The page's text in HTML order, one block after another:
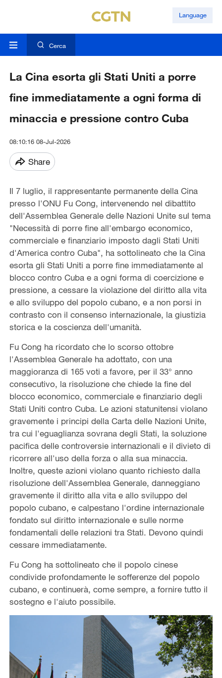
Language
Cerca
La Cina esorta gli Stati Uniti a porre
fine immediatamente a ogni forma di
minaccia e pressione contro Cuba
08:10:16 08-Jul-2026
Share
Il 7 luglio, il rappresentante permanente della Cina
presso l'ONU Fu Cong, intervenendo nel dibattito
dell'Assemblea Generale delle Nazioni Unite sul tema
"Necessità di porre fine all'embargo economico,
commerciale e finanziario imposto dagli Stati Uniti
d'America contro Cuba", ha sottolineato che la Cina
esorta gli Stati Uniti a porre fine immediatamente al
blocco contro Cuba e a ogni forma di coercizione e
pressione, a cessare la violazione del diritto alla vita
e allo sviluppo del popolo cubano, e a non porsi in
contrasto con il consenso internazionale, la giustizia
storica e la coscienza dell'umanità.
Fu Cong ha ricordato che lo scorso ottobre
l'Assemblea Generale ha adottato, con una
maggioranza di 165 voti a favore, per il 33° anno
consecutivo, la risoluzione che chiede la fine del
blocco economico, commerciale e finanziario degli
Stati Uniti contro Cuba. Le azioni statunitensi violano
gravemente i principi della Carta delle Nazioni Unite,
tra cui l'eguaglianza sovrana degli Stati, la soluzione
pacifica delle controversie internazionali e il divieto di
ricorrere all'uso della forza o alla sua minaccia.
Inoltre, queste azioni violano quanto richiesto dalla
risoluzione dell'Assemblea Generale, danneggiano
gravemente il diritto alla vita e allo sviluppo del
popolo cubano, e calpestano l'ordine internazionale
fondato sul diritto internazionale e sulle norme
fondamentali delle relazioni tra Stati. Devono quindi
cessare immediatamente.
Fu Cong ha sottolineato che il popolo cinese
condivide profondamente le sofferenze del popolo
cubano, e continuerà, come sempre, a fornire tutto il
sostegno e l'aiuto possibile.